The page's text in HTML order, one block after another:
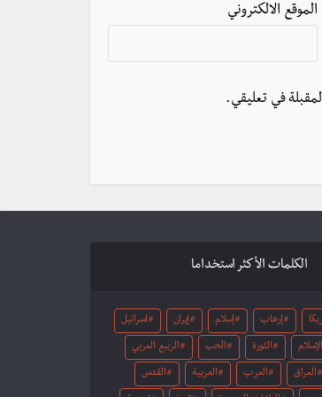
الموقع الالكتروني
في تعليقي.
الكلمات الأكثر استخداما
إرهاب إسلام إيران اسرائيل
الإسلام الثورة الحب الربيع العربي
العراق العرب العربية القدس